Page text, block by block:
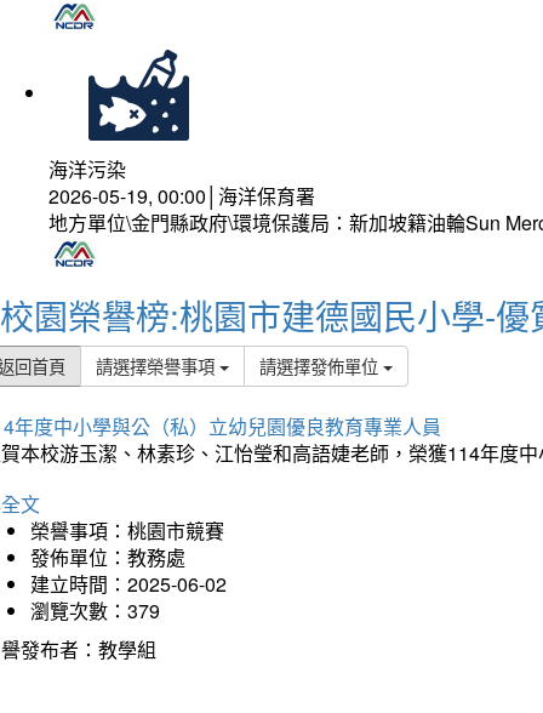
海洋污染
2026-05-19, 00:00│海洋保育署
地方單位\金門縣政府\環境保護局：新加坡籍油輪Sun
校園榮譽榜:桃園市建德國民小學-優
回首頁 請選擇榮譽事項 請選擇發佈單位
年度中小學與公（私）立幼兒園優良教育專業人員
本校游玉潔、林素珍、江怡瑩和高語婕老師，榮獲114年度
文
榮譽事項：桃園市競賽
發佈單位：教務處
建立時間：2025-06-02
瀏覽次數：379
發布者：教學組